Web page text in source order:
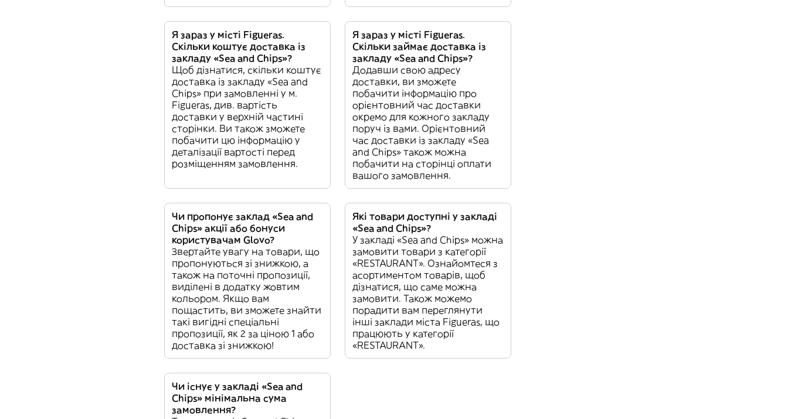
Я зараз у місті Figueras.
Скільки коштує доставка із
закладу «Sea and Chips»?
Щоб дізнатися, скільки коштує
доставка із закладу «Sea and
Chips» при замовленні у м.
Figueras, див. вартість
доставки у верхній частині
сторінки. Ви також зможете
побачити цю інформацію у
деталізації вартості перед
розміщенням замовлення.
Я зараз у місті Figueras.
Скільки займає доставка із
закладу «Sea and Chips»?
Додавши свою адресу
доставки, ви зможете
побачити інформацію про
орієнтовний час доставки
окремо для кожного закладу
поруч із вами. Орієнтовний
час доставки із закладу «Sea
and Chips» також можна
побачити на сторінці оплати
вашого замовлення.
Чи пропонує заклад «Sea and
Chips» акції або бонуси
користувачам Glovo?
Звертайте увагу на товари, що
пропонуються зі знижкою, а
також на поточні пропозиції,
виділені в додатку жовтим
кольором. Якщо вам
пощастить, ви зможете знайти
такі вигідні спеціальні
пропозиції, як 2 за ціною 1 або
доставка зі знижкою!
Які товари доступні у закладі
«Sea and Chips»?
У закладі «Sea and Chips» можна
замовити товари з категорії
«RESTAURANT». Ознайомтеся з
асортиментом товарів, щоб
дізнатися, що саме можна
замовити. Також можемо
порадити вам переглянути
інші заклади міста Figueras, що
працюють у категорії
«RESTAURANT».
Чи існує у закладі «Sea and
Chips» мінімальна сума
замовлення?